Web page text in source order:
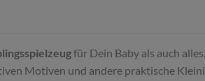
für Dein Baby als auch
Motiven und andere praktische